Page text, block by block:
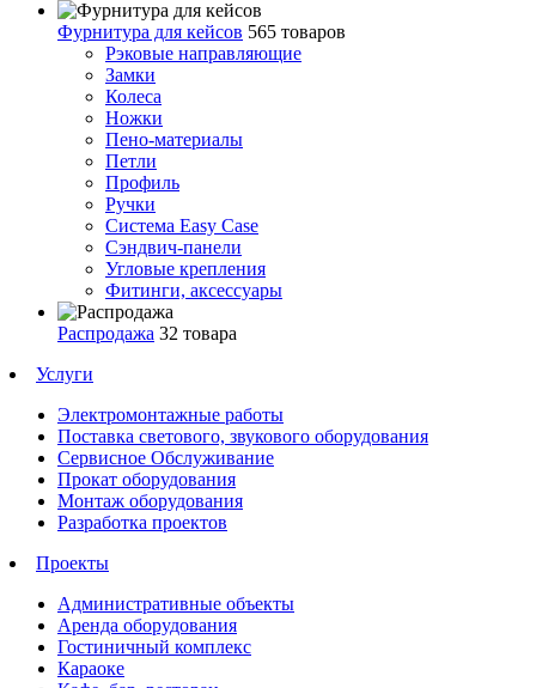
Фурнитура для кейсов 565 товаров
Рэковые направляющие
Замки
Колеса
Ножки
Пено-материалы
Петли
Профиль
Ручки
Система Easy Case
Сэндвич-панели
Угловые крепления
Фитинги, аксессуары
Распродажа 32 товара
Услуги
Электромонтажные работы
Поставка светового, звукового оборудования
Сервисное Обслуживание
Прокат оборудования
Монтаж оборудования
Разработка проектов
Проекты
Административные объекты
Аренда оборудования
Гостиничный комплекс
Караоке